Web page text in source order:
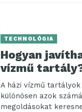
TECHNOLÓGIA
Hogyan
vízmű
A házi vízmű
különösen azok
megoldásokat